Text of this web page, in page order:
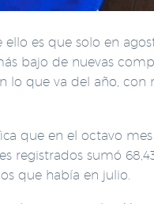
ello es que solo en
bajo de nuevas
lo que va del año, con
que en el octavo
registrados sumó
que había en julio.